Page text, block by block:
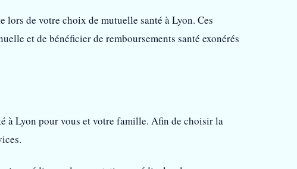
lors de votre choix de mutuelle santé à Lyon. Ces
et de bénéficier de remboursements santé exonérés
à Lyon pour vous et votre famille. Afin de choisir la